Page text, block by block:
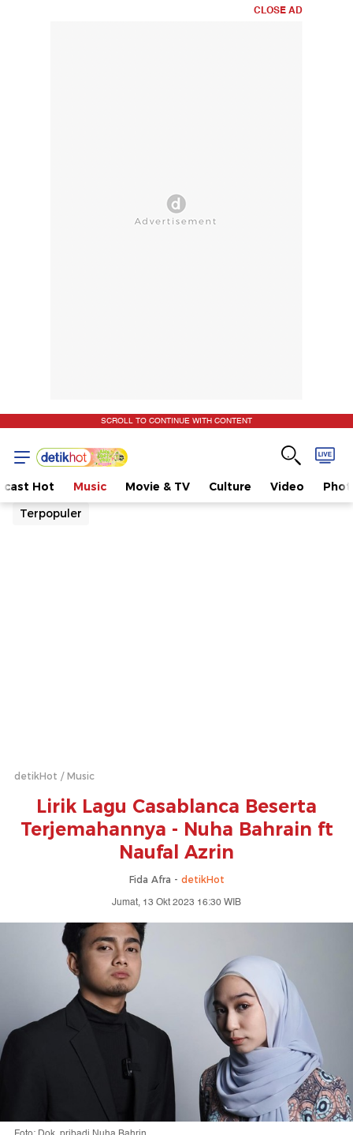
CLOSE AD
SCROLL TO CONTINUE WITH CONTENT
Hot Music Movie & TV Culture Video
Terpopuler
detikHot Music
Lirik Lagu Casablanca Beserta
Terjemahannya - Nuha Bahrain ft
Naufal Azrin
Fida Afra - detikHot
Jumat, 13 Okt 2023 16:30 WIB